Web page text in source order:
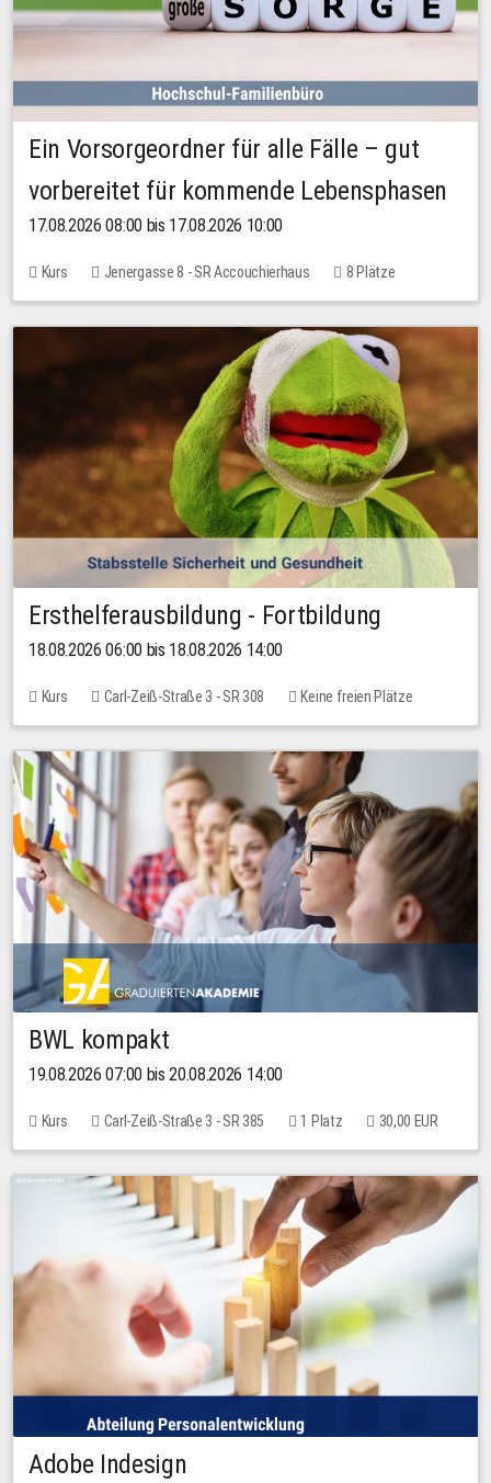
Ein Vorsorgeordner für alle Fälle – gut
vorbereitet für kommende Lebensphasen
17.08.2026 08:00 bis 17.08.2026 10:00
Kurs Jenergasse 8 - SR Accouchierhaus 8 Plätze
Ersthelferausbildung - Fortbildung
18.08.2026 06:00 bis 18.08.2026 14:00
Kurs Carl-Zeiß-Straße 3 - SR 308 Keine freien Plätze
BWL kompakt
19.08.2026 07:00 bis 20.08.2026 14:00
Kurs Carl-Zeiß-Straße 3 - SR 385 1 Platz 30,00 EUR
Adobe Indesign